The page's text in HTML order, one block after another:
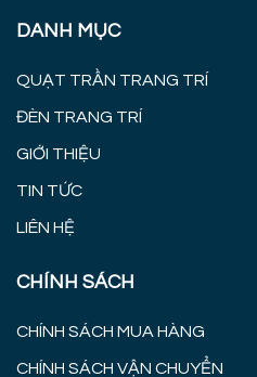
DANH MỤC
QUẠT TRẦN TRANG TRÍ
ĐÈN TRANG TRÍ
GIỚI THIỆU
TIN TỨC
LIÊN HỆ
CHÍNH SÁCH
CHÍNH SÁCH MUA HÀNG
CHÍNH SÁCH VẬN CHUYỂN